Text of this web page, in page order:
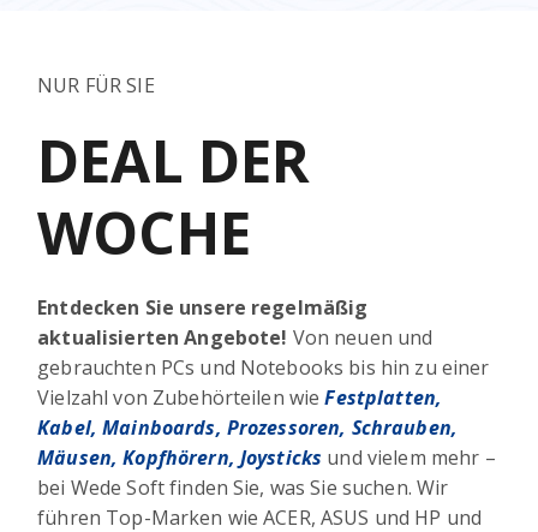
NUR FÜR SIE
DEAL DER
WOCHE
Entdecken Sie unsere regelmäßig
aktualisierten Angebote! Von neuen und
gebrauchten PCs und Notebooks bis hin zu einer
Vielzahl von Zubehörteilen wieFestplatten,
Kabel, Mainboards, Prozessoren, Schrauben,
Mäusen, Kopfhörern, Joysticks und vielem mehr –
bei Wede Soft finden Sie, was Sie suchen. Wir
führen Top-Marken wie ACER, ASUS und HP und